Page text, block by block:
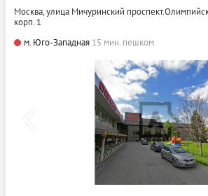
Москва, улица Мичуринский
корп. 1
м. Юго-Западная 15 мин. пешком